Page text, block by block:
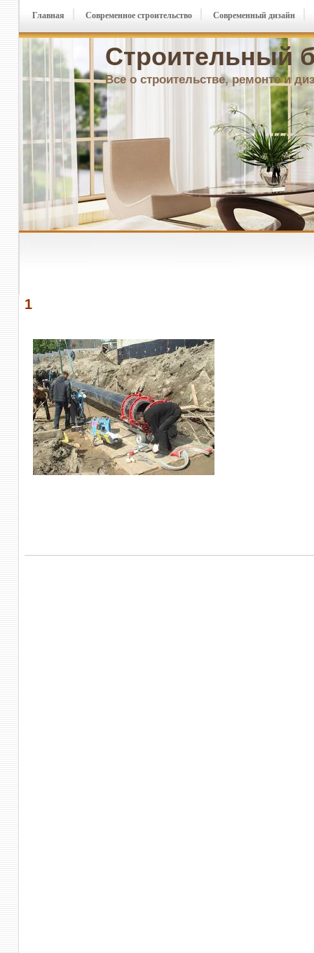
Строительный
Все о строительстве, ремонте и
Главная Современное строительство Современный дизайн
1